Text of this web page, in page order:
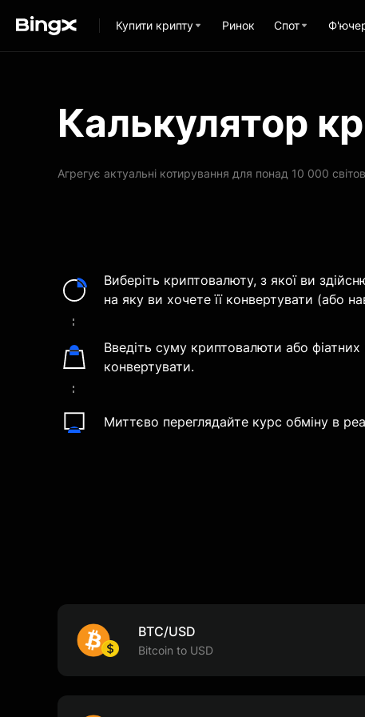
Купити крипту Ринок Спот
Калькулятор
Агрегує актуальні котирування для понад 10 000
Виберіть криптовалюту, з якої ви
на яку ви хочете її конвертувати (або
Введіть суму криптовалюти або
конвертувати.
Миттєво переглядайте курс обміну в
BTC/USD
Bitcoin to USD